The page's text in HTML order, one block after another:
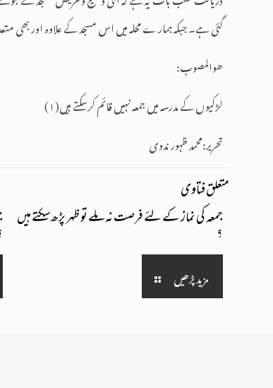
گئی ہے۔ جبکہ ہمارے محلہ میں اس مسجد کے علاوہ اور بھی
ھــوالــمـصــوب:
لڑکیوں کے مدرسہ میں جمعہ نہیں قائم کرسکتے ہیں(۱)
تحریر:محمد ظہور ندوی
متعلق فتاوی
جمعہ کی نماز کے لئے فرصت نہ ملے تو ظہر پڑھ سکتے ہیں
؟
مزید پڑھیں